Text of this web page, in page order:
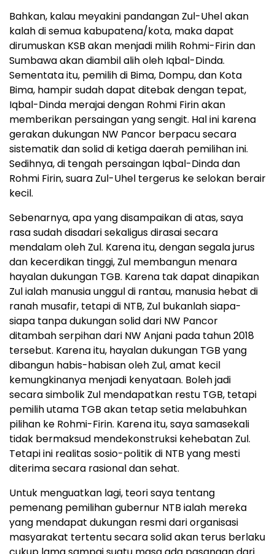
Bahkan, kalau meyakini pandangan Zul-Uhel akan
kalah di semua kabupatena/kota, maka dapat
dirumuskan KSB akan menjadi milih Rohmi-Firin dan
Sumbawa akan diambil alih oleh Iqbal-Dinda.
Sementata itu, pemilih di Bima, Dompu, dan Kota
Bima, hampir sudah dapat ditebak dengan tepat,
Iqbal-Dinda merajai dengan Rohmi Firin akan
memberikan persaingan yang sengit. Hal ini karena
gerakan dukungan NW Pancor berpacu secara
sistematik dan solid di ketiga daerah pemilihan ini.
Sedihnya, di tengah persaingan Iqbal-Dinda dan
Rohmi Firin, suara Zul-Uhel tergerus ke selokan berair
kecil.
Sebenarnya, apa yang disampaikan di atas, saya
rasa sudah disadari sekaligus dirasai secara
mendalam oleh Zul. Karena itu, dengan segala jurus
dan kecerdikan tinggi, Zul membangun menara
hayalan dukungan TGB. Karena tak dapat dinapikan
Zul ialah manusia unggul di rantau, manusia hebat di
ranah musafir, tetapi di NTB, Zul bukanlah siapa-
siapa tanpa dukungan solid dari NW Pancor
ditambah serpihan dari NW Anjani pada tahun 2018
tersebut. Karena itu, hayalan dukungan TGB yang
dibangun habis-habisan oleh Zul, amat kecil
kemungkinanya menjadi kenyataan. Boleh jadi
secara simbolik Zul mendapatkan restu TGB, tetapi
pemilih utama TGB akan tetap setia melabuhkan
pilihan ke Rohmi-Firin. Karena itu, saya samasekali
tidak bermaksud mendekonstruksi kehebatan Zul.
Tetapi ini realitas sosio-politik di NTB yang mesti
diterima secara rasional dan sehat.
Untuk menguatkan lagi, teori saya tentang
pemenang pemilihan gubernur NTB ialah mereka
yang mendapat dukungan resmi dari organisasi
masyarakat tertentu secara solid akan terus berlaku